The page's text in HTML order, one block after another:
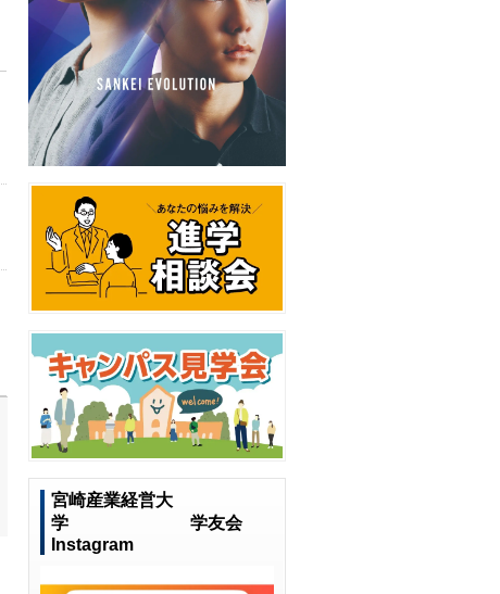
宮崎産業経営大
学 学友会
Instagram